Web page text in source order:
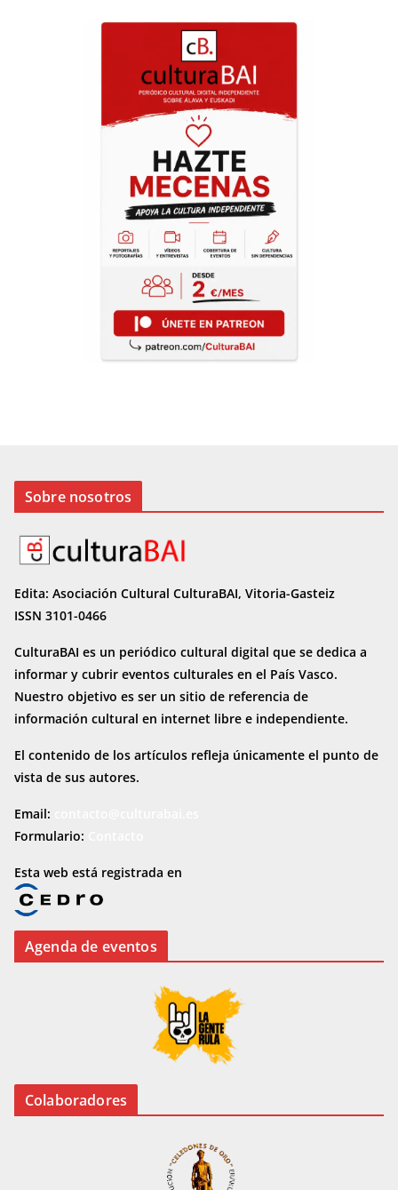
Sobre nosotros
Edita: Asociación Cultural CulturaBAI, Vitoria-Gasteiz
ISSN 3101-0466
CulturaBAI es un periódico cultural digital que se dedica a
informar y cubrir eventos culturales en el País Vasco.
Nuestro objetivo es ser un sitio de referencia de
información cultural en internet libre e independiente.
El contenido de los artículos refleja únicamente el punto de
vista de sus autores.
Email:
Formulario:
Esta web está registrada en
Agenda de eventos
Colaboradores